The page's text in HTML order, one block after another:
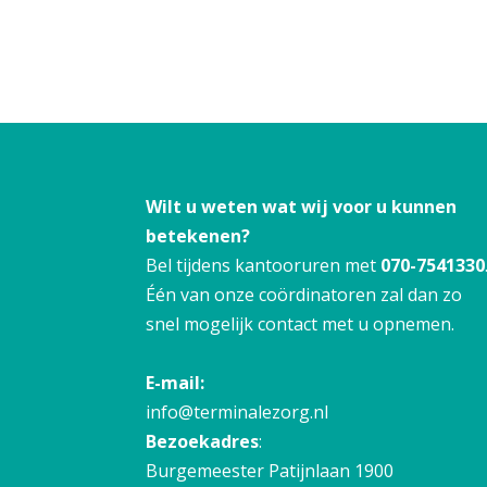
Wilt u weten wat wij voor u kunnen
betekenen?
Bel tijdens kantooruren met 070-7541330
Één van onze coördinatoren zal dan zo
snel mogelijk contact met u opnemen.
E-mail:
info@terminalezorg.nl
Bezoekadres:
Burgemeester Patijnlaan 1900